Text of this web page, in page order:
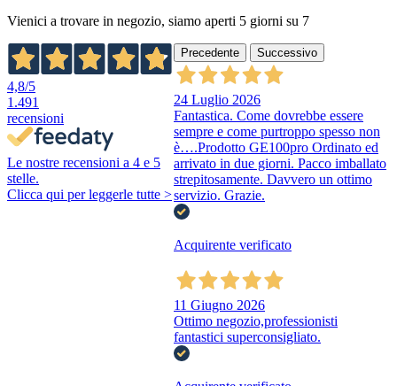
Vienici a trovare in negozio, siamo aperti 5 giorni su 7
4,8/5
1.491
recensioni
Le nostre recensioni a 4 e 5
stelle.
Clicca qui per leggerle tutte >
Precedente Successivo
24 Luglio 2026
Fantastica. Come dovrebbe essere
sempre e come purtroppo spesso non
è….Prodotto GE100pro Ordinato ed
arrivato in due giorni. Pacco imballato
strepitosamente. Davvero un ottimo
servizio. Grazie.
Acquirente verificato
11 Giugno 2026
Ottimo negozio,professionisti
fantastici superconsigliato.